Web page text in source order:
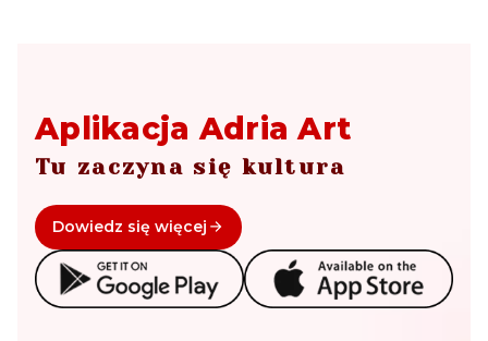
Aplikacja Adria Art
Tu zaczyna się kultura
Dowiedz się więcej